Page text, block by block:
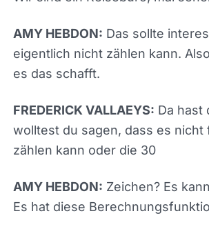
Wir sind ein Reisebüro, mal
eigentlich nicht zählen kann.
es das schafft.
wolltest du sagen, dass es
zählen kann oder die 30